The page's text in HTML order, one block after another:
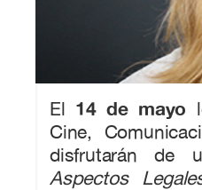
El 14 de mayo
Cine,
disfrutarán de
Aspectos